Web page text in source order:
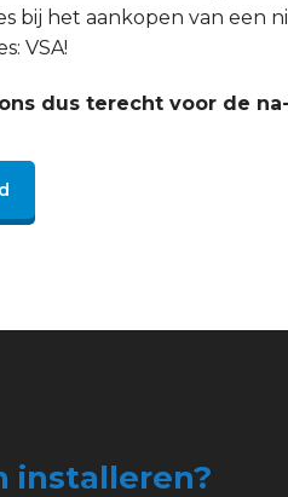
bij het aankopen van een
VSA!
dus terecht voor de
installeren?